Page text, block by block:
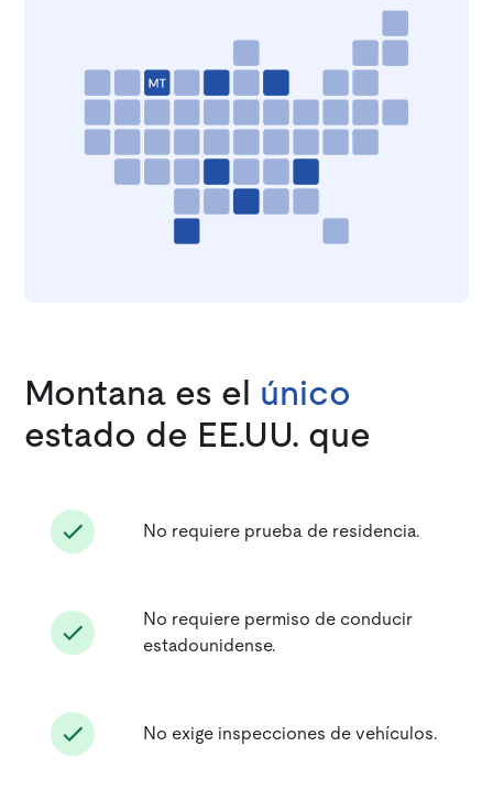
Montana es el único
estado de EE.UU. que
No requiere prueba de residencia.
No requiere permiso de conducir
estadounidense.
No exige inspecciones de vehículos.